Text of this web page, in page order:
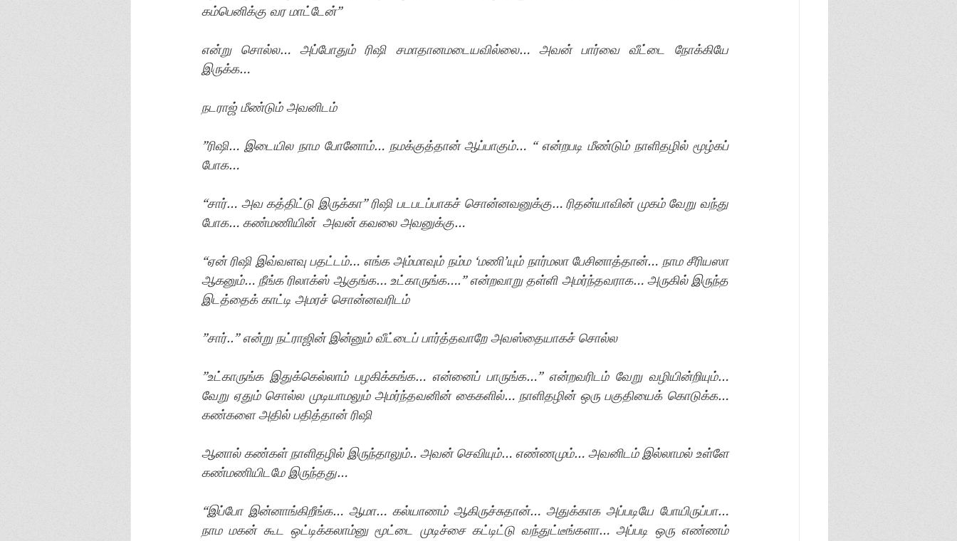
கம்பெனிக்கு வர மாட்டேன்”
என்று சொல்ல… அப்போதும் ரிஷி சமாதானமடையவில்லை… அவன் பார்வை வீட்டை நோக்கியே
இருக்க…
நடராஜ் மீண்டும் அவனிடம்
”ரிஷி… இடையில நாம போனோம்… நமக்குத்தான் ஆப்பாகும்… “ என்றபடி மீண்டும் நாளிதழில் மூழ்கப்
போக…
“சார்… அவ கத்திட்டு இருக்கா” ரிஷி படபடப்பாகச் சொன்னவனுக்கு… ரிதன்யாவின் முகம் வேறு வந்து
போக… கண்மணியின்  அவன் கவலை அவனுக்கு…
“ஏன் ரிஷி இவ்வளவு பதட்டம்… எங்க அம்மாவும் நம்ம ‘மணி’யும் நார்மலா பேசினாத்தான்… நாம சீரியஸா
ஆகனும்… நீங்க ரிலாக்ஸ் ஆகுங்க… உட்காருங்க….” என்றவாறு தள்ளி அமர்ந்தவராக… அருகில் இருந்த
இடத்தைக் காட்டி அமரச் சொன்னவரிடம்
”சார்..” என்று நட்ராஜின் இன்னும் வீட்டைப் பார்த்தவாறே அவஸ்தையாகச் சொல்ல
”உட்காருங்க இதுக்கெல்லாம் பழகிக்கங்க… என்னைப் பாருங்க…” என்றவரிடம் வேறு வழியின்றியும்…
வேறு ஏதும் சொல்ல முடியாமலும் அமர்ந்தவனின் கைகளில்… நாளிதழின் ஒரு பகுதியைக் கொடுக்க…
கண்களை அதில் பதித்தான் ரிஷி
ஆனால் கண்கள் நாளிதழில் இருந்தாலும்.. அவன் செவியும்… எண்ணமும்… அவனிடம் இல்லாமல் உள்ளே
கண்மணியிடமே இருந்தது…
“இப்போ இன்னாங்கிறீங்க… ஆமா… கல்யாணம் ஆகிருச்சுதான்… அதுக்காக அப்படியே போயிருப்பா…
நாம மகன் கூட ஒட்டிக்கலாம்னு மூட்டை முடிச்சை கட்டிட்டு வந்துட்டீங்களா… அப்படி ஒரு எண்ணம்